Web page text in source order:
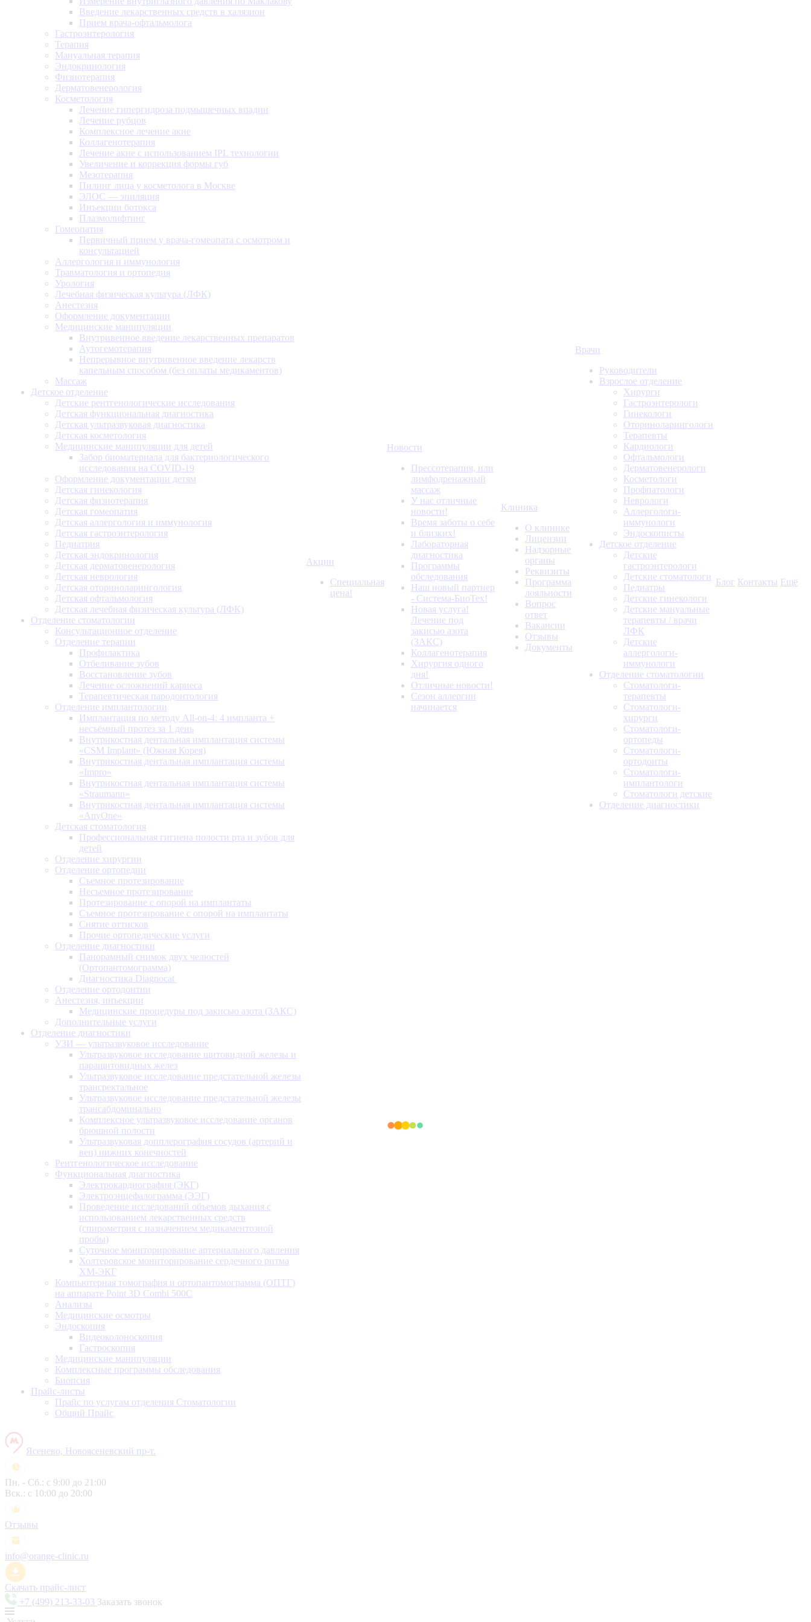
Введение лекарственных средств в халязион
Прием врача-офтальмолога
Гастроэнтерология
Терапия
Мануальная терапия
Эндокринология
Физиотерапия
Дерматовенерология
Косметология
Лечение гипергидроза подмышечных впадин
Лечение рубцов
Комплексное лечение акне
Коллагенотерапия
Лечение акне с использованием IPL технологии
Увеличение и коррекция формы губ
Мезотерапия
Пилинг лица у косметолога в Москве
ЭЛОС — эпиляция
Инъекции ботокса
Плазмолифтинг
Гомеопатия
Первичный прием у врача-гомеопата с осмотром и
консультацией
Аллергология и иммунология
Травматология и ортопедия
Урология
Лечебная физическая культура (ЛФК)
Анестезия
Оформление документации
Медицинские манипуляции
Внутривенное введение лекарственных препаратов
Аутогемотерапия
Непрерывное внутривенное введение лекарств
капельным способом (без оплаты медикаментов)
Массаж
Детское отделение
Детские рентгенологические исследования
Детская функциональная диагностика
Детская ультразвуковая диагностика
Детская косметология
Медицинские манипуляции для детей
Забор биоматериала для бактериологического
исследования на COVID-19
Оформление документации детям
Детская гинекология
Детская физиотерапия
Детская гомеопатия
Детская аллергология и иммунология
Детская гастроэнтерология
Педиатрия
Детская эндокринология
Детская дерматовенерология
Детская неврология
Детская оториноларингология
Детская офтальмология
Детская лечебная физическая культура (ЛФК)
Отделение стоматологии
Консультационное отделение
Отделение терапии
Профилактика
Отбеливание зубов
Восстановление зубов
Лечение осложнений кариеса
Терапевтическая пародонтология
Отделение имплантологии
Имплантация по методу All-on-4: 4 импланта +
несъёмный протез за 1 день
Внутрикостная дентальная имплантация системы
«CSM Implant» (Южная Корея)
Внутрикостная дентальная имплантация системы
«Impro»
Внутрикостная дентальная имплантация системы
«Straumann»
Внутрикостная дентальная имплантация системы
«AnyOne»
Детская стоматология
Профессиональная гигиена полости рта и зубов для
детей
Отделение хирургии
Отделение ортопедии
Съемное протезирование
Несъемное протезирование
Протезирование с опорой на имплантаты
Съемное протезирование с опорой на имплантаты
Снятие оттисков
Прочие ортопедические услуги
Отделение диагностики
Панорамный снимок двух челюстей
(Ортопантомограмма)
Диагностика Diagnocat
Отделение ортодонтии
Анестезия, инъекции
Медицинские процедуры под закисью азота (ЗАКС)
Дополнительные услуги
Отделение диагностики
УЗИ — ультразвуковое исследование
Ультразвуковое исследование щитовидной железы и
паращитовидных желез
Ультразвуковое исследование предстательной железы
трансректальное
Ультразвуковое исследование предстательной железы
трансабдоминально
Комплексное ультразвуковое исследование органов
брюшной полости
Ультразвуковая допплерография сосудов (артерий и
вен) нижних конечностей
Рентгенологическое исследование
Функциональная диагностика
Электрокардиография (ЭКГ)
Электроэнцефалограмма (ЭЭГ)
Проведение исследований объемов дыхания с
использованием лекарственных средств
(спирометрия с назначением медикаментозной
пробы)
Суточное мониторирование артериального давления
Холтеровское мониторирование сердечного ритма
ХМ-ЭКГ
Компьютерная томография и ортопантомограмма (ОПТГ)
на аппарате Point 3D Combi 500C
Анализы
Медицинские осмотры
Эндоскопия
Видеоколоноскопия
Гастроскопия
Медицинские манипуляции
Комплексные программы обследования
Биопсия
Прайс-листы
Прайс по услугам отделения Стоматологии
Общий Прайс
Акции
Специальная
цена!
Новости
Прессотерапия, или
лимфодренажный
массаж
У нас отличные
новости!
Время заботы о себе
и близких!
Лабораторная
диагностика
Программы
обследования
Наш новый партнер
- Система-БиоТех!
Новая услуга!
Лечение под
закисью азота
(ЗАКС)
Коллагенотерапия
Хирургия одного
дня!
Отличные новости!
Сезон аллергии
начинается
Клиника
О клинике
Лицензии
Надзорные
органы
Реквизиты
Программа
лояльности
Вопрос
ответ
Вакансии
Отзывы
Документы
Врачи
Руководители
Взрослое отделение
Хирурги
Гастроэнтерологи
Гинекологи
Оториноларингологи
Терапевты
Кардиологи
Офтальмологи
Дерматовенерологи
Косметологи
Профпатологи
Неврологи
Аллергологи-
иммунологи
Эндоскописты
Детское отделение
Детские
гастроэнтерологи
Детские стоматологи
Педиатры
Детские гинекологи
Детские мануальные
терапевты / врачи
ЛФК
Детские
аллергологи-
иммунологи
Отделение стоматологии
Стоматологи-
терапевты
Стоматологи-
хирурги
Стоматологи-
ортопеды
Стоматологи-
ортодонты
Стоматологи-
имплантологи
Стоматологи детские
Отделение диагностики
Блог Контакты Ещё
Ясенево, Новоясеневский пр-т.
Пн. - Сб.: с 9:00 до 21:00
Вск.: с 10:00 до 20:00
Отзывы
info@orange-clinic.ru
Скачать прайс-лист
+7 (499) 213-33-03 Заказать звонок